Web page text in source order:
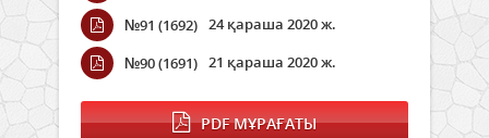
№91 (1692) 24 қараша 2020 ж.
№90 (1691) 21 қараша 2020 ж.
PDF МҰРАҒАТЫ